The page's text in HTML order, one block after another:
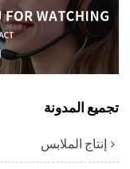
تجميع المدونة
إنتاج الملابس